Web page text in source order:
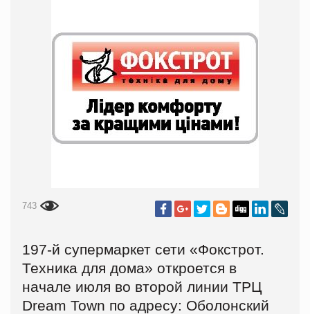
743
197-й супермаркет сети «Фокстрот.
Техника для дома» откроется в
начале июля во второй линии ТРЦ
Dream Town по адресу: Оболонский